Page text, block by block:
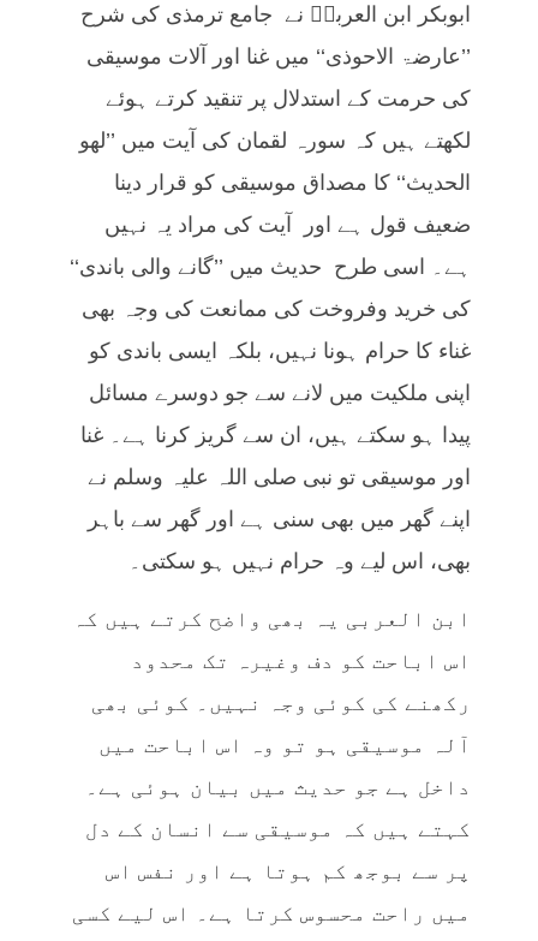
ابوبکر ابن العربیؒ نے جامع ترمذی کی شرح
’’عارضۃ الاحوذی‘‘ میں غنا اور آلات موسیقی
کی حرمت کے استدلال پر تنقید کرتے ہوئے
لکھتے ہیں کہ سورہ لقمان کی آیت میں ’’لھو
الحدیث‘‘ کا مصداق موسیقی کو قرار دینا
ضعیف قول ہے اور آیت کی مراد یہ نہیں
ہے۔ اسی طرح حدیث میں ’’گانے والی باندی‘‘
کی خرید وفروخت کی ممانعت کی وجہ بھی
غناء کا حرام ہونا نہیں، بلکہ ایسی باندی کو
اپنی ملکیت میں لانے سے جو دوسرے مسائل
پیدا ہو سکتے ہیں، ان سے گریز کرنا ہے۔ غنا
اور موسیقی تو نبی صلی اللہ علیہ وسلم نے
اپنے گھر میں بھی سنی ہے اور گھر سے باہر
بھی، اس لیے وہ حرام نہیں ہو سکتی۔
ابن العربی یہ بھی واضح کرتے ہیں کہ
اس اباحت کو دف وغیرہ تک محدود
رکھنے کی کوئی وجہ نہیں۔ کوئی بھی
آلہ موسیقی ہو تو وہ اس اباحت میں
داخل ہے جو حدیث میں بیان ہوئی ہے۔
کہتے ہیں کہ موسیقی سے انسان کے دل
پر سے بوجھ کم ہوتا ہے اور نفس اس
میں راحت محسوس کرتا ہے۔ اس لیے کسی